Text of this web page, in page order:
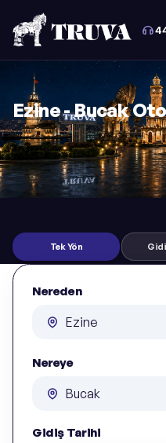
Ezine - Bucak
Tek Yön
Nereden
Nereye
Gidiş Tarihi